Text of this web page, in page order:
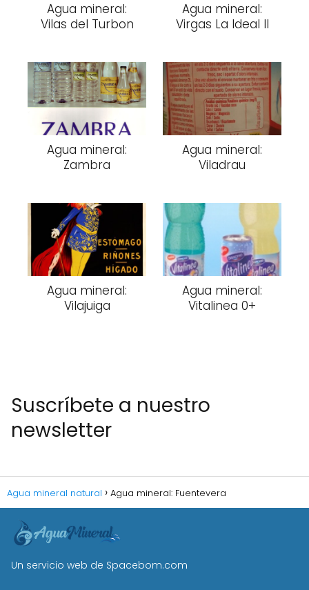
Agua mineral:
Vilas del Turbon
Agua mineral:
Virgas La Ideal II
Agua mineral:
Zambra
Agua mineral:
Viladrau
Agua mineral:
Vilajuiga
Agua mineral:
Vitalinea 0+
Suscríbete a nuestro
newsletter
Agua mineral natural Agua mineral: Fuentevera
Un servicio web de Spacebom.com